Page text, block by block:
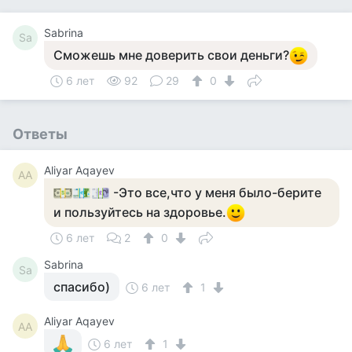
Sa Sabrina
Сможешь мне доверить свои деньги?
6 лет 92 29 0
Ответы
AA Aliyar Aqayev
-Это все,что у меня было-берите
и пользуйтесь на здоровье.
6 лет 2 0
Sa Sabrina
спасибо) 6 лет 1
AA
Aliyar Aqayev
6 лет
1